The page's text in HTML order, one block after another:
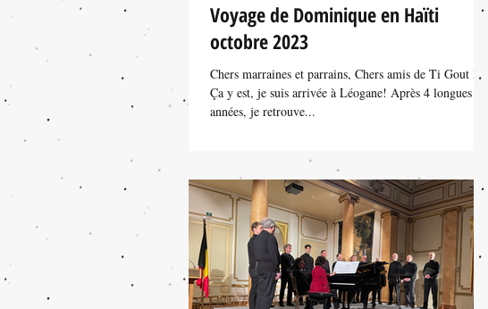
Voyage de Dominique en Haïti
octobre 2023
Chers marraines et parrains, Chers amis de Ti Gout Dlo,
Ça y est, je suis arrivée à Léogane! Après 4 longues
années, je retrouve...